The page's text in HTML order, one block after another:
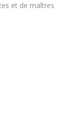
et de maîtres